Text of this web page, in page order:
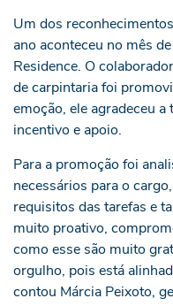
Um dos
ano aconteceu no mês
Residence. O
de carpintaria foi
emoção, ele agradeceu
incentivo e apoio.
Para a promoção foi
necessários para o
requisitos das tarefas e
muito proativo,
como esse são muito
orgulho, pois está
contou Márcia Peixoto,